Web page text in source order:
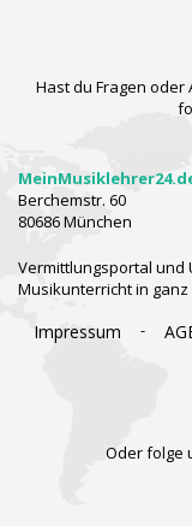
Hast du Fragen
Berchemstr. 60
80686 München
Vermittlungsportal
Musikunterricht in
Impressum -
Oder folge